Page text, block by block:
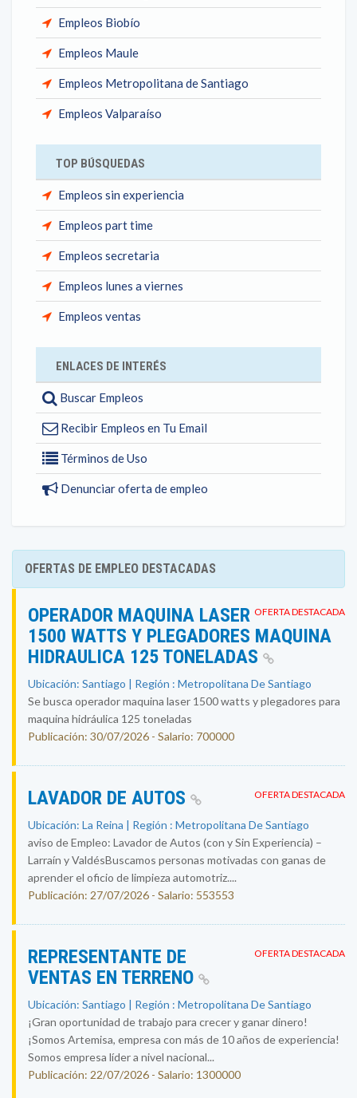
Empleos Biobío
Empleos Maule
Empleos Metropolitana de Santiago
Empleos Valparaíso
TOP BÚSQUEDAS
Empleos sin experiencia
Empleos part time
Empleos secretaria
Empleos lunes a viernes
Empleos ventas
ENLACES DE INTERÉS
Buscar Empleos
Recibir Empleos en Tu Email
Términos de Uso
Denunciar oferta de empleo
OFERTAS DE EMPLEO DESTACADAS
OFERTA DESTACADA
OPERADOR MAQUINA LASER
1500 WATTS Y PLEGADORES MAQUINA
HIDRAULICA 125 TONELADAS
Ubicación: Santiago | Región : Metropolitana De Santiago
Se busca operador maquina laser 1500 watts y plegadores para
maquina hidráulica 125 toneladas
Publicación: 30/07/2026 - Salario: 700000
OFERTA DESTACADA
LAVADOR DE AUTOS
Ubicación: La Reina | Región : Metropolitana De Santiago
aviso de Empleo: Lavador de Autos (con y Sin Experiencia) –
Larraín y ValdésBuscamos personas motivadas con ganas de
aprender el oficio de limpieza automotriz....
Publicación: 27/07/2026 - Salario: 553553
OFERTA DESTACADA
REPRESENTANTE DE
VENTAS EN TERRENO
Ubicación: Santiago | Región : Metropolitana De Santiago
¡Gran oportunidad de trabajo para crecer y ganar dinero!
¡Somos Artemisa, empresa con más de 10 años de experiencia!
Somos empresa líder a nivel nacional...
Publicación: 22/07/2026 - Salario: 1300000